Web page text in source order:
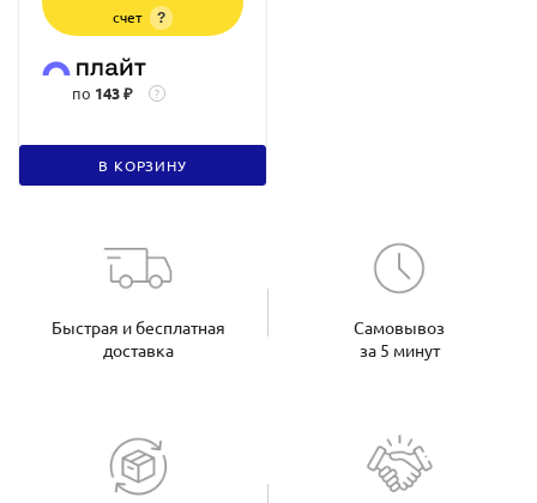
счет
?
по 143 ₽ ?
В КОРЗИНУ
Быстрая и бесплатная
доставка
Самовывоз
за 5 минут